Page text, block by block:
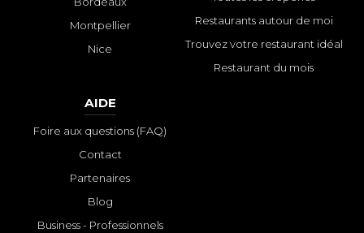
Montpellier
Nice
Restaurants autour de moi
Trouvez votre restaurant idéal
Restaurant du mois
AIDE
Foire aux questions (FAQ)
Contact
Partenaires
Blog
Business - Professionnels